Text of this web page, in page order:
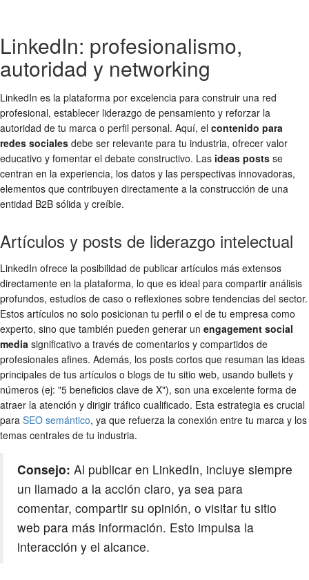
LinkedIn: profesionalismo,
autoridad y networking
LinkedIn es la plataforma por excelencia para construir una red
profesional, establecer liderazgo de pensamiento y reforzar la
autoridad de tu marca o perfil personal. Aquí, el contenido para
redes sociales debe ser relevante para tu industria, ofrecer valor
educativo y fomentar el debate constructivo. Las ideas posts se
centran en la experiencia, los datos y las perspectivas innovadoras,
elementos que contribuyen directamente a la construcción de una
entidad B2B sólida y creíble.
Artículos y posts de liderazgo intelectual
LinkedIn ofrece la posibilidad de publicar artículos más extensos
directamente en la plataforma, lo que es ideal para compartir análisis
profundos, estudios de caso o reflexiones sobre tendencias del sector.
Estos artículos no solo posicionan tu perfil o el de tu empresa como
experto, sino que también pueden generar un engagement social
media significativo a través de comentarios y compartidos de
profesionales afines. Además, los posts cortos que resuman las ideas
principales de tus artículos o blogs de tu sitio web, usando bullets y
números (ej: "5 beneficios clave de X"), son una excelente forma de
atraer la atención y dirigir tráfico cualificado. Esta estrategia es crucial
para SEO semántico, ya que refuerza la conexión entre tu marca y los
temas centrales de tu industria.
Consejo: Al publicar en LinkedIn, incluye siempre
un llamado a la acción claro, ya sea para
comentar, compartir su opinión, o visitar tu sitio
web para más información. Esto impulsa la
interacción y el alcance.